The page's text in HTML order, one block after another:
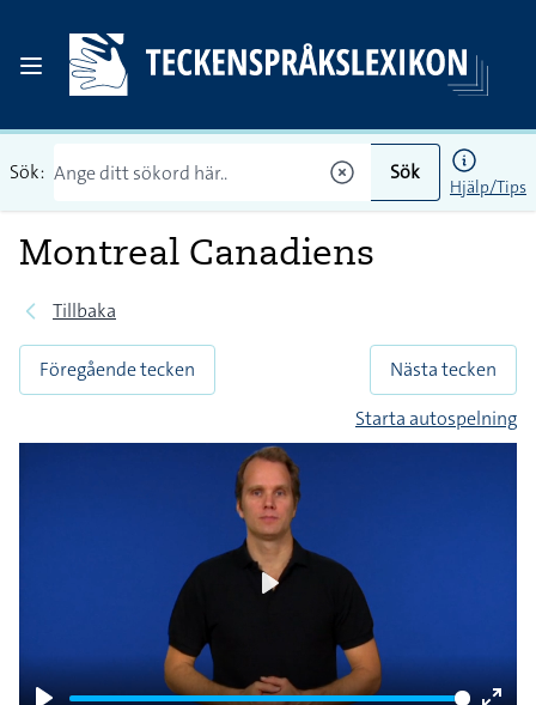
Sök: Sök
Hjälp/Tips
Montreal Canadiens
Tillbaka
Föregående tecken
Nästa tecken
Starta autospelning